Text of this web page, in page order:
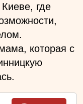
где
которая с